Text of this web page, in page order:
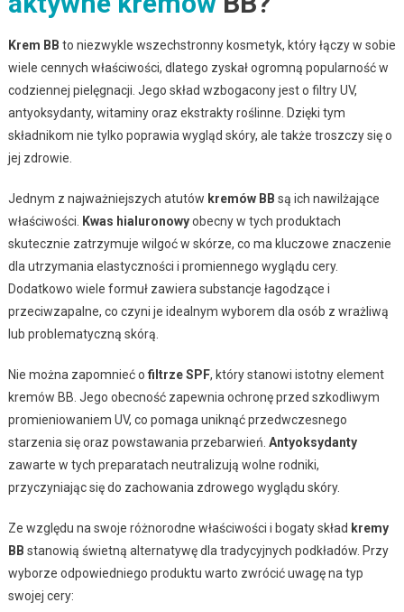
Krem BB to niezwykle wszechstronny kosmetyk, który łączy w sobie
wiele cennych właściwości, dlatego zyskał ogromną popularność w
codziennej pielęgnacji. Jego skład wzbogacony jest o filtry UV,
antyoksydanty, witaminy oraz ekstrakty roślinne. Dzięki tym
składnikom nie tylko poprawia wygląd skóry, ale także troszczy się o
jej zdrowie.
Jednym z najważniejszych atutów kremów BB są ich nawilżające
właściwości.
Kwas hialuronowyobecny w tych produktach
skutecznie zatrzymuje wilgoć w skórze, co ma kluczowe znaczenie
dla utrzymania elastyczności i promiennego wyglądu cery.
Dodatkowo wiele formuł zawiera substancje łagodzące i
przeciwzapalne, co czyni je idealnym wyborem dla osób z wrażliwą
lub problematyczną skórą.
Nie można zapomnieć o filtrze SPF, który stanowi istotny element
kremów BB. Jego obecność zapewnia ochronę przed szkodliwym
promieniowaniem UV, co pomaga uniknąć przedwczesnego
starzenia się oraz powstawania przebarwień. Antyoksydanty
zawarte w tych preparatach neutralizują wolne rodniki,
przyczyniając się do zachowania zdrowego wyglądu skóry.
Ze względu na swoje różnorodne właściwości i bogaty skład kremy
BB stanowią świetną alternatywę dla tradycyjnych podkładów. Przy
wyborze odpowiedniego produktu warto zwrócić uwagę na typ
swojej cery: